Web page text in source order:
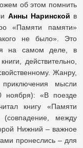
об этом помнить
Анны Наринской в
«Памяти памяти»
не было». Это
на самом деле, в
действительно,
Жанру,
мысли
«В поезде
книгу «Памяти
между
Нижний – важное
пронеслись – для